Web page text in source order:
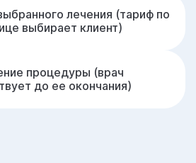
лечения (тариф по
выбирает клиент)
процедуры (врач
до ее окончания)